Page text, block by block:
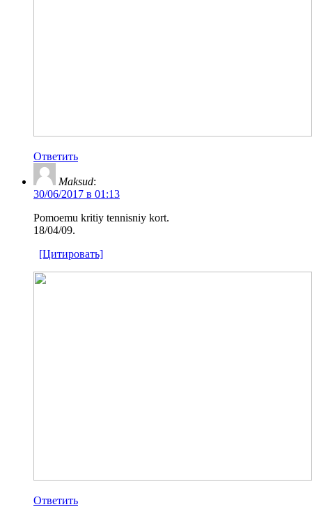
Ответить
Maksud:
30/06/2017 в 01:13
Pomoemu kritiy tennisniy kort.
18/04/09.
[Цитировать]
Ответить